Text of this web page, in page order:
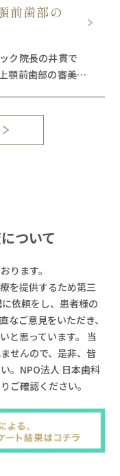
前歯部の
ク院長の井貫で
顎前歯部の審美症
ついて
ります。
を提供するため第三
依頼をし、患者様の
なご意見をいただき、
と思っています。 当
せんので、是非、皆
。NPO法人 日本⻭科
ご確認ください。